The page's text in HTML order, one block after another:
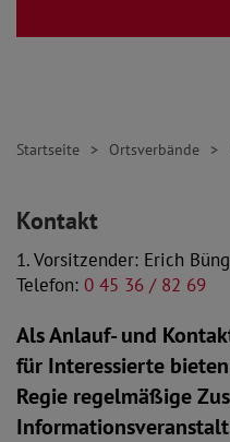
Startseite Ortsverbände
Als Anlauf- und
für Interessierte
Regie regelmäßige
Kontakt
1. Vorsitzender: Erich
Telefon: 0 45 36 / 82 69